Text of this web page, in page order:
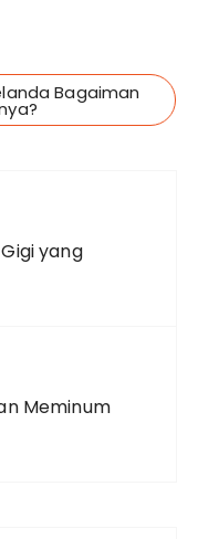
Bagaiman
yang
Meminum